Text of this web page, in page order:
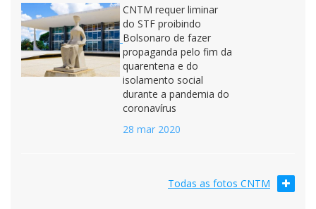
CNTM requer liminar
do STF proibindo
Bolsonaro de fazer
propaganda pelo fim da
quarentena e do
isolamento social
durante a pandemia do
coronavírus
28 mar 2020
Todas as fotos CNTM